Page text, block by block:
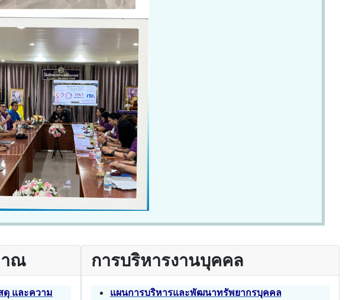
าณ
ดุ และความ
การบริหารงานบุคคล
แผนการบริหารและพัฒนาทรัพยากรบุคคล